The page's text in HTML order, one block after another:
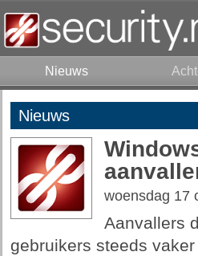
Nieuws
Nieuws
woensdag 17
Aanvallers
gebruikers steeds